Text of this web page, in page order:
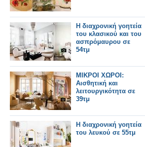
Η διαχρονική γοητεία
του κλασικού και του
ασπρόμαυρου σε
54τμ
ΜΙΚΡΟΙ ΧΩΡΟΙ:
Αισθητική και
λειτουργικότητα σε
39τμ
Η διαχρονική γοητεία
του λευκού σε 55τμ